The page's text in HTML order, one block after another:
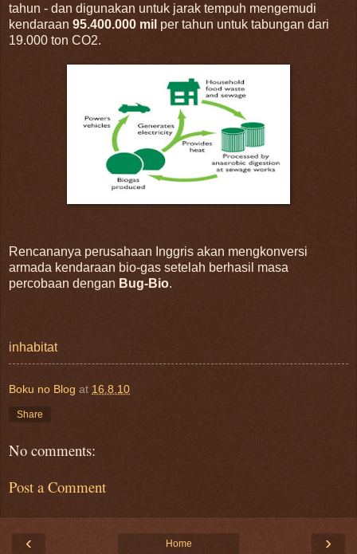
tahun - dan digunakan untuk jarak tempuh mengemudi
kendaraan 95.400.000 mil per tahun untuk tabungan dari
19.000 ton CO2.
Rencananya perusahaan Inggris akan mengkonversi
armada kendaraan bio-gas setelah berhasil masa
percobaan dengan Bug-Bio.
inhabitat
Boku no Blog at 16.8.10
Share
No comments:
Post a Comment
‹ ›
Home